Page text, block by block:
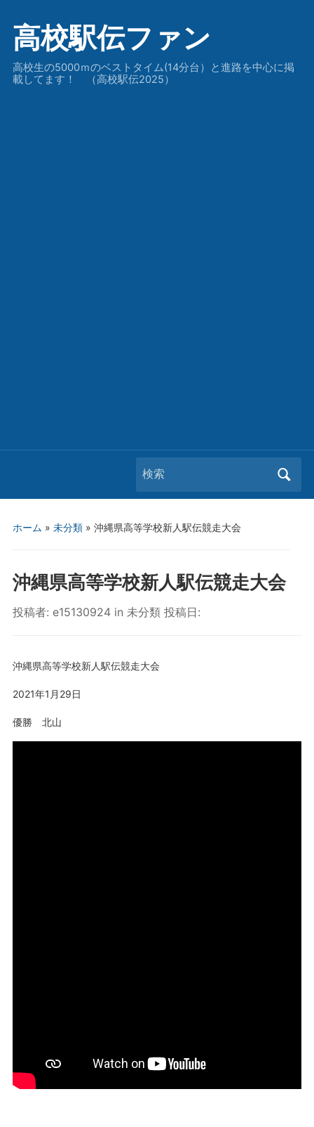
高校駅伝ファン
高校生の5000ｍのベストタイム(14分台）と進路を中心に掲
載してます！ （高校駅伝2025）
Search
for:
ホーム » 未分類» 沖縄県高等学校新人駅伝競走大会
沖縄県高等学校新人駅伝競走大会
投稿者: e15130924 in 未分類投稿日:
沖縄県高等学校新人駅伝競走大会
2021年1月29日
優勝 北山